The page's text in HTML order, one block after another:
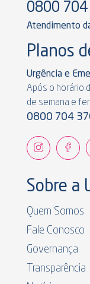
0800
Atendimento
Planos
Urgência e
Após o horário
de semana e
0800 704
Sobre a
Quem Somos
Fale Conosco
Governança
Transparência